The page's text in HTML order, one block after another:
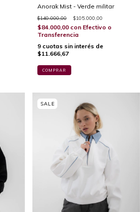
Anorak Mist - Verde militar
$140.000,00 $105.000,00
$84.000,00 con Efectivo o
Transferencia
9 cuotas sin interés de
$11.666,67
COMPRAR